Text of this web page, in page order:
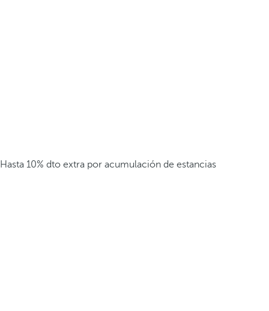
Hasta 10% dto extra por acumulación de estancias